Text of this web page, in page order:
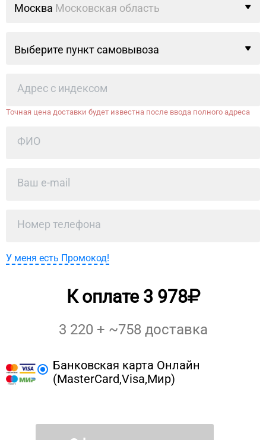
Москва Московская область
Выберите пункт самовывоза
Точная цена доставки будет известна после ввода полного адреса
У меня есть Промокод!
К оплате 3 978
3 220 + ~758 доставка
Банковская карта Онлайн
(MasterCard,Visa,Мир)